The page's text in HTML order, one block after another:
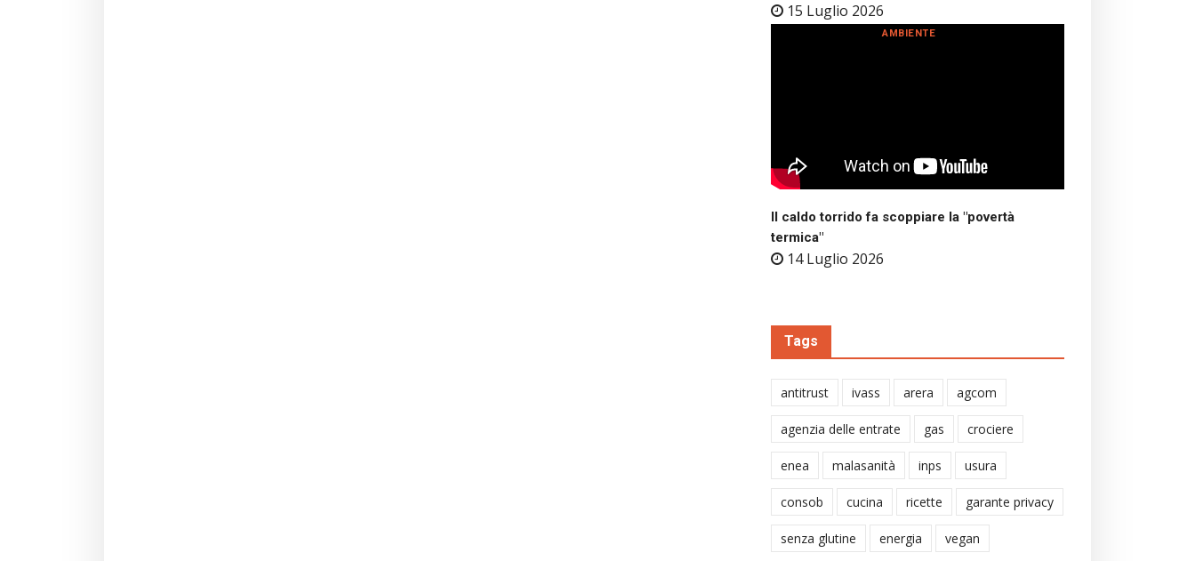
15 Luglio 2026
Il caldo torrido fa scoppiare la "povertà
termica"
14 Luglio 2026
AMBIENTE
Tags
antitrust ivass arera agcom
agenzia delle entrate gas crociere
enea malasanità inps usura
consob cucina ricette garante privacy
senza glutine energia vegan